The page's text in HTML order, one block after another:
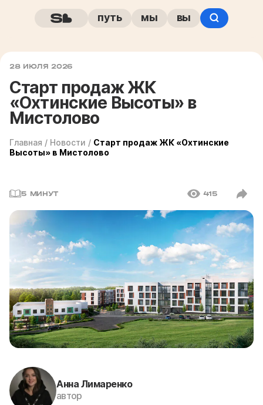
путь мы вы
28 ИЮЛЯ 2026
Старт продаж ЖК
«Охтинские Высоты» в
Мистолово
Главная / Новости / Старт продаж ЖК «Охтинские
Высоты» в Мистолово
5 МИНУТ 415
Анна Лимаренко
автор